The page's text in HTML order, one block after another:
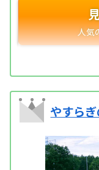
やすら